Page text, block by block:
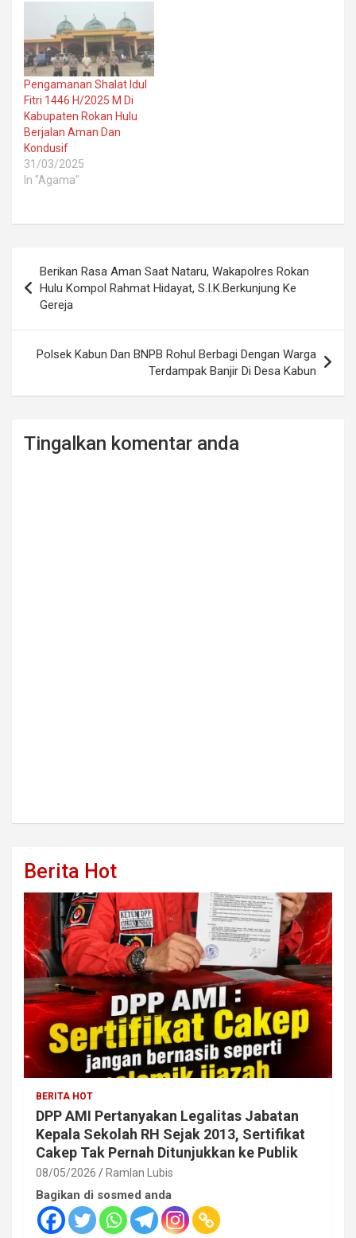
Pengamanan Shalat Idul
Fitri 1446 H/2025 M Di
Kabupaten Rokan Hulu
Berjalan Aman Dan
Kondusif
31/03/2025
In "Agama"
navigation
Berikan Rasa Aman Saat Nataru, Wakapolres Rokan
Hulu Kompol Rahmat Hidayat, S.I.K.Berkunjung Ke
Gereja
Polsek Kabun Dan BNPB Rohul Berbagi Dengan Warga
Terdampak Banjir Di Desa Kabun
Tingalkan komentar anda
Berita Hot
BERITA HOT
DPP AMI Pertanyakan Legalitas Jabatan
Kepala Sekolah RH Sejak 2013, Sertifikat
Cakep Tak Pernah Ditunjukkan ke Publik
08/05/2026 Ramlan Lubis
Bagikan di sosmed anda